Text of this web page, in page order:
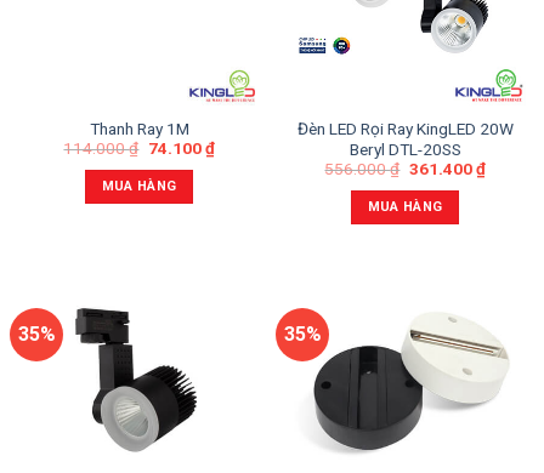
Thanh Ray 1M
114.000₫ 74.100₫
MUA HÀNG
Đèn LED Rọi Ray KingLED 20W
Beryl DTL-20SS
556.000₫ 361.400₫
MUA HÀNG
35% 35%